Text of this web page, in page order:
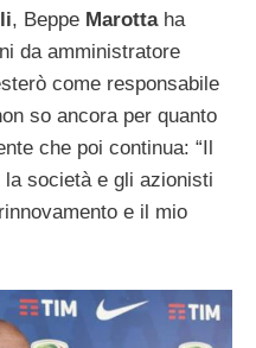
, Beppe Marottaha
da amministratore
come responsabile
so ancora per quanto
che poi continua: “Il
società e gli azionisti
e il mio